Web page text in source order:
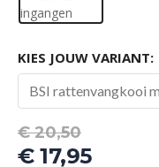
KIES JOUW VARIANT:
BSI rattenvangkooi
€20,50
prijs
€17,95